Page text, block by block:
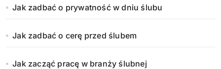
Jak zadbać o prywatność w dniu ślubu
Jak zadbać o cerę przed ślubem
Jak zacząć pracę w branży ślubnej